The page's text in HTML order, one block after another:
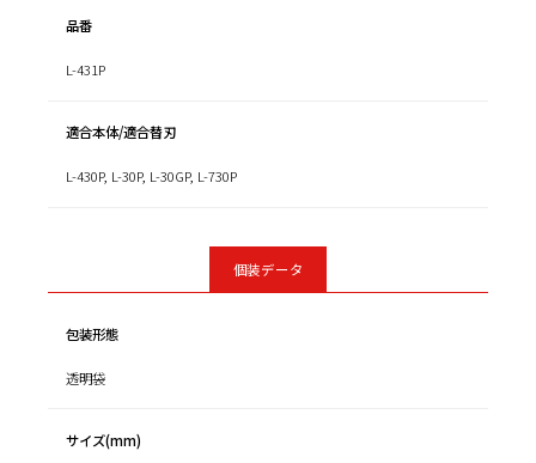
品番
L-431P
適合本体/適合替刃
L-430P, L-30P, L-30GP, L-730P
個装データ
包装形態
透明袋
サイズ(mm)